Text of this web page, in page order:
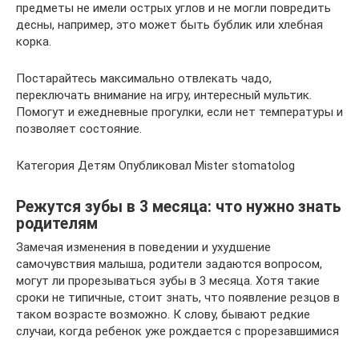
предметы не имели острых углов и не могли повредить
десны, например, это может быть бублик или хлебная
корка.
Постарайтесь максимально отвлекать чадо,
переключать внимание на игру, интересный мультик.
Помогут и ежедневные прогулки, если нет температуры и
позволяет состояние.
Категория Детям Опубликовал Mister stomatolog
Режутся зубы в 3 месяца: что нужно знать
родителям
Замечая изменения в поведении и ухудшение
самочувствия малыша, родители задаются вопросом,
могут ли прорезываться зубы в 3 месяца. Хотя такие
сроки не типичные, стоит знать, что появление резцов в
таком возрасте возможно. К слову, бывают редкие
случаи, когда ребенок уже рождается с прорезавшимися